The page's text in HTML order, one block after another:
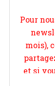
et si